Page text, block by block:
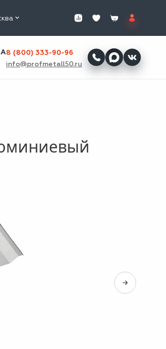
8 (800) 333-90-96
info@profmetall50.ru